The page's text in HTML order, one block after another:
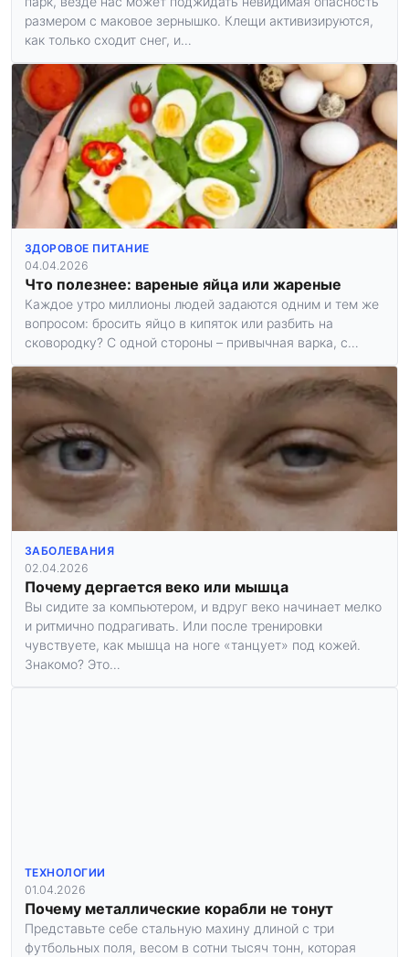
размером с маковое зернышко. Клещи активизируются,
как только сходит снег, и…
ЗДОРОВОЕ ПИТАНИЕ
04.04.2026
Что полезнее: вареные яйца или жареные
Каждое утро миллионы людей задаются одним и тем же
вопросом: бросить яйцо в кипяток или разбить на
сковородку? С одной стороны – привычная варка, с…
ЗАБОЛЕВАНИЯ
02.04.2026
Почему дергается веко или мышца
Вы сидите за компьютером, и вдруг веко начинает мелко
и ритмично подрагивать. Или после тренировки
чувствуете, как мышца на ноге «танцует» под кожей.
Знакомо? Это…
ТЕХНОЛОГИИ
01.04.2026
Почему металлические корабли не тонут
Представьте себе стальную махину длиной с три
футбольных поля, весом в сотни тысяч тонн, которая